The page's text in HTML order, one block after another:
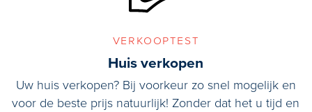
verkooptest
Huis verkopen
Uw huis verkopen? Bij voorkeur zo snel mogelijk en
voor de beste prijs natuurlijk! Zonder dat het u tijd en